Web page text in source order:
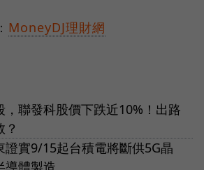
MoneyDJ理財網
聯發科股價下跌近10%！出路
證實9/15起台積電將斷供5G晶
導體製造